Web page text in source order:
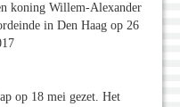
koning Willem-Alexander
in Den Haag op 26
op 18 mei gezet. Het